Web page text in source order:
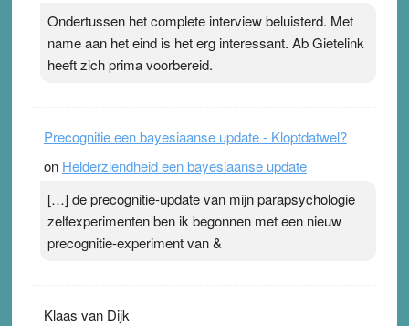
Pleisterplakkers in de topspsort ›[...]
Ondertussen het complete interview beluisterd. Met
name aan het eind is het erg interessant. Ab Gietelink
heeft zich prima voorbereid.
Precognitie een bayesiaanse update - Kloptdatwel?
on Helderziendheid een bayesiaanse update
[…] de precognitie-update van mijn parapsychologie
zelfexperimenten ben ik begonnen met een nieuw
precognitie-experiment van &
Klaas van Dijk